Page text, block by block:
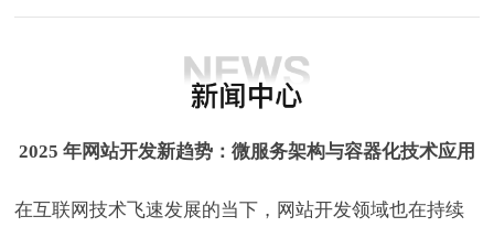
2025 年网站开发新趋势：微服务架构与容器化技术应用
在互联网技术飞速发展的当下，网站开发领域也在持续